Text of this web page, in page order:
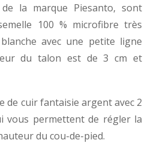
la marque Piesanto, sont
100 % microfibre très
avec une petite ligne
du talon est de 3 cm et
de cuir fantaisie argent avec 2
vous permettent de régler la
du cou-de-pied.